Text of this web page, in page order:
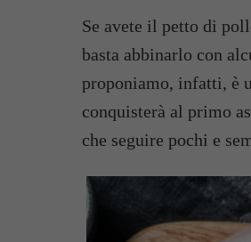
Se avete il petto di
basta abbinarlo con
proponiamo, infatti, è
conquisterà al primo
che seguire pochi e